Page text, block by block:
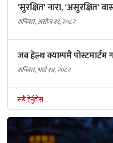
'सुरक्षित' नारा, 'असुरक्षित'
शनिबार, असोज ११, २०८२
जब हेल्थ क्याम्पमै पोस्टमार्टम
शनिबार, भदौ १४, २०८२
सबै हेर्नुहोस